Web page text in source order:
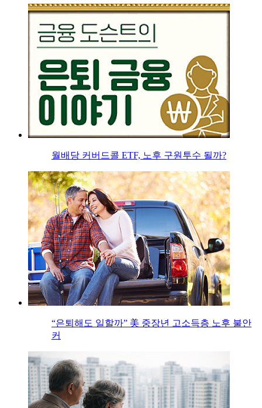
월배당 커버드콜 ETF, 노후 구원투수 될까?
“은퇴해도 일할까” 美 중장년 고소득층 노후 불안
커